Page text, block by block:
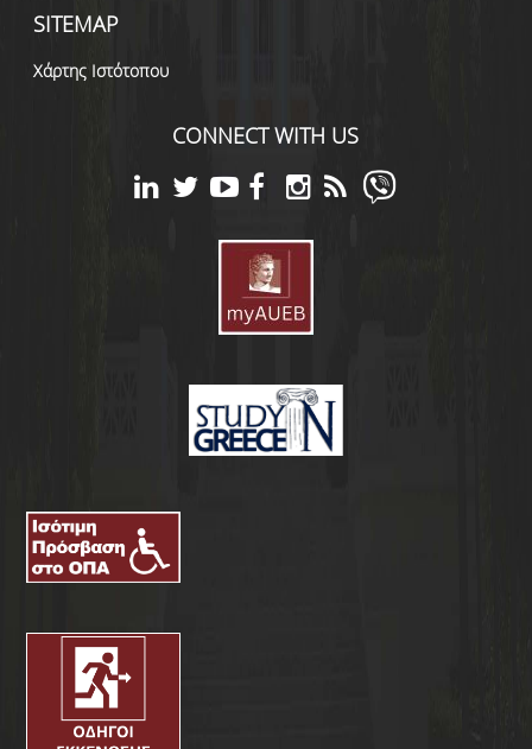
SITEMAP
Χάρτης Ιστότοπου
CONNECT WITH US